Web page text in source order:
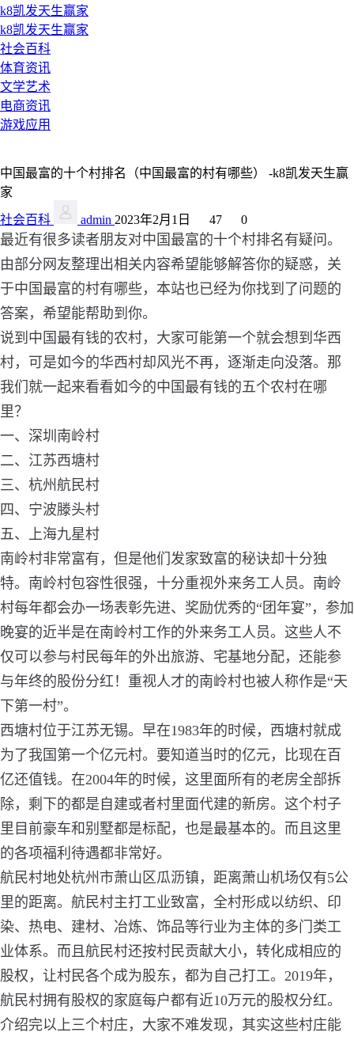
k8凯发天生赢家
k8凯发天生赢家
社会百科
体育资讯
文学艺术
电商资讯
游戏应用
中国最富的十个村排名（中国最富的村有哪些） -k8凯发天生赢
家
社会百科 admin 2023年2月1日 47 0
最近有很多读者朋友对中国最富的十个村排名有疑问。
由部分网友整理出相关内容希望能够解答你的疑惑，关
于中国最富的村有哪些，本站也已经为你找到了问题的
答案，希望能帮助到你。
说到中国最有钱的农村，大家可能第一个就会想到华西
村，可是如今的华西村却风光不再，逐渐走向没落。 那
我们就一起来看看如今的中国最有钱的五个农村在哪
里？
一、深圳南岭村
二、江苏西塘村
三、杭州航民村
四、宁波滕头村
五、上海九星村
南岭村非常富有，但是他们发家致富的秘诀却十分独
特。 南岭村包容性很强，十分重视外来务工人员。南岭
村每年都会办一场表彰先进、奖励优秀的“团年宴”，参加
晚宴的近半是在南岭村工作的外来务工人员。这些人不
仅可以参与村民每年的外出旅游、宅基地分配，还能参
与年终的股份分红！重视人才的南岭村也被人称作是“天
下第一村”。
西塘村位于江苏无锡。早在1983年的时候，西塘村就成
为了我国第一个亿元村。 要知道当时的亿元，比现在百
亿还值钱。在2004年的时候，这里面所有的老房全部拆
除，剩下的都是自建或者村里面代建的新房。这个村子
里目前豪车和别墅都是标配，也是最基本的。而且这里
的各项福利待遇都非常好。
航民村地处杭州市萧山区瓜沥镇，距离萧山机场仅有5公
里的距离。 航民村主打工业致富，全村形成以纺织、印
染、热电、建材、冶炼、饰品等行业为主体的多门类工
业体系。而且航民村还按村民贡献大小，转化成相应的
股权，让村民各个成为股东，都为自己打工。2019年，
航民村拥有股权的家庭每户都有近10万元的股权分红。
介绍完以上三个村庄，大家不难发现，其实这些村庄能